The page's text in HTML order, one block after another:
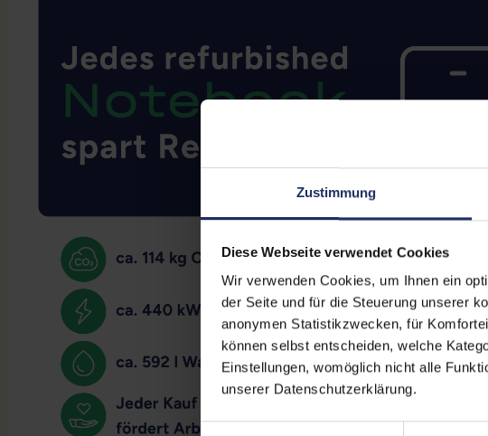
Zustimmung
Diese Webseite verwendet Cookies
Wir verwenden Cookies, um Ihnen ein
der Seite und für die Steuerung unserer
anonymen Statistikzwecken, für
können selbst entscheiden, welche
Einstellungen, womöglich nicht alle
unserer Datenschutzerklärung.